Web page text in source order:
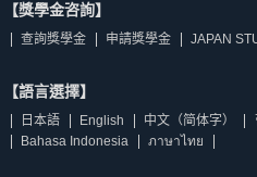
【獎學金咨詢】
查詢獎學金 申請獎學金 JAPAN
【語言選擇】
日本語 English 中文（简体字）
Bahasa Indonesia
ภาษาไทย